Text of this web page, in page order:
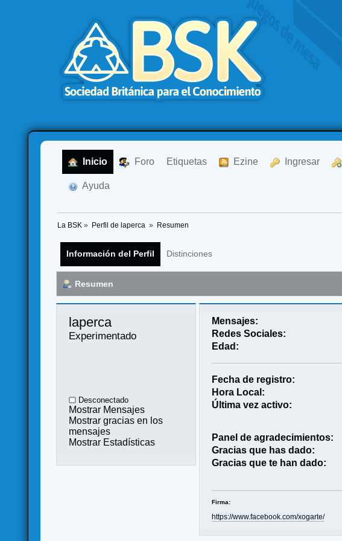
Inicio Foro Etiquetas Ezine Ingresar
Ayuda
La BSK » Perfil de laperca » Resumen
Información del Perfil Distinciones
Resumen
laperca
Experimentado
Desconectado
Mostrar Mensajes
Mostrar gracias en los
mensajes
Mostrar Estadísticas
Mensajes:
Redes Sociales:
Edad:
Fecha de registro:
Hora Local:
Última vez activo:
Panel de agradecimientos:
Gracias que has dado:
Gracias que te han dado:
Firma:
https://www.facebook.com/xogarte/